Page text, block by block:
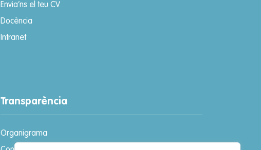
Envia’ns el teu CV
Docència
Intranet
Transparència
Organigrama